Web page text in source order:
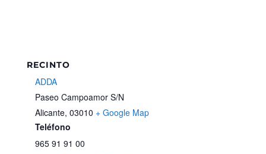
RECINTO
ADDA
Paseo Campoamor S/N
Alicante, 03010 + Google Map
Teléfono
965 91 91 00